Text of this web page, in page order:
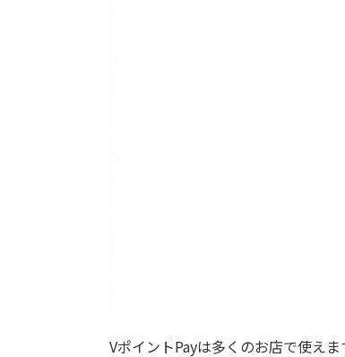
VポイントPayは多くのお店で使え